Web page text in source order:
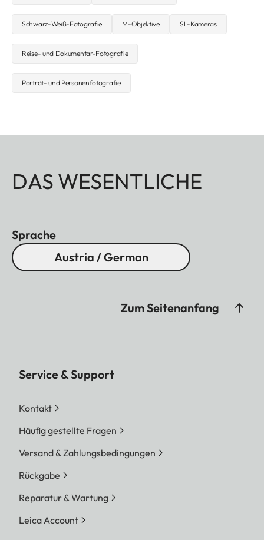
Schwarz-Weiß-Fotografie M-Objektive SL-Kameras
Reise- und Dokumentar-Fotografie
Porträt- und Personenfotografie
DAS WESENTLICHE
Sprache
Austria / German
Zum Seitenanfang
Service & Support
Kontakt
Häufig gestellte Fragen
Versand & Zahlungsbedingungen
Rückgabe
Reparatur & Wartung
Leica Account